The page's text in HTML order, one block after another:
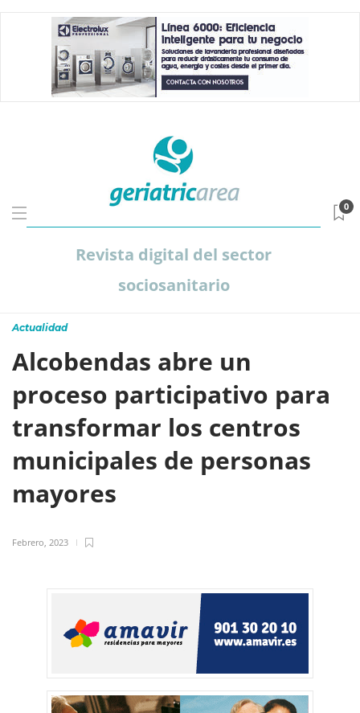
Revista digital del sector
sociosanitario
0
Actualidad
Alcobendas abre un
proceso participativo para
transformar los centros
municipales de personas
mayores
Febrero, 2023